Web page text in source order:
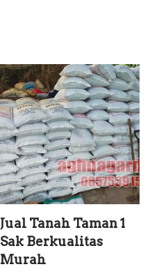
Jual Tanah Taman 1
Sak Berkualitas
Murah